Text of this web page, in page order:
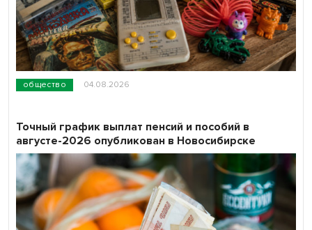
общество 04.08.2026
Точный график выплат пенсий и пособий в
августе-2026 опубликован в Новосибирске